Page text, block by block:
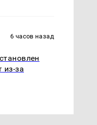
6 часов назад
из-за